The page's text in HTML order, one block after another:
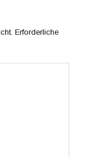
Erforderliche